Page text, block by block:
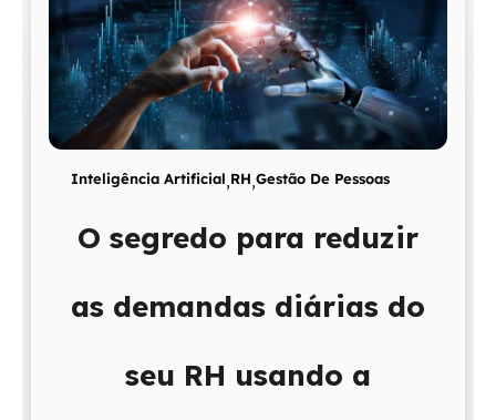
Inteligência Artificial,RH,Gestão De Pessoas
O segredo para reduzir
as demandas diárias do
seu RH usando a